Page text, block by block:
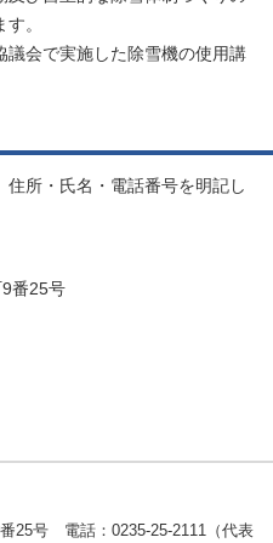
。
会で実施した除雪機の使用講
住所・氏名・電話番号を明記し
番25号
25号 電話：0235-25-2111（代表